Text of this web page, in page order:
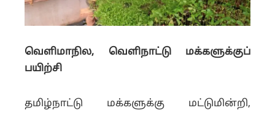
வெளிமாநில, வெளிநாட்டு மக்களுக்குப்
பயிற்சி
தமிழ்நாட்டு மக்களுக்கு மட்டுமின்றி,